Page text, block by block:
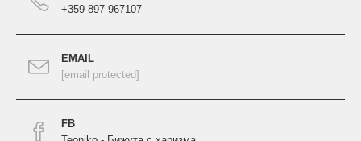
+359 897 967107
EMAIL
[email protected]
FB